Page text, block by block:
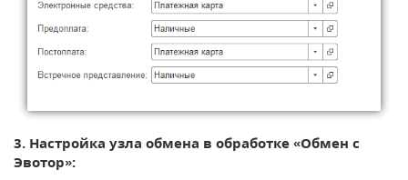
3. Настройка узла обмена в обработке «Обмен с
Эвотор»: